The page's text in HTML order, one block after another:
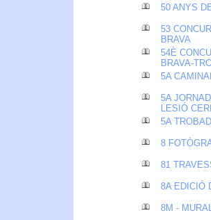
50 ANYS
53
BRAVA
54È
BRAVA-
5A
5A
LESIÓ
5A
8
81
8A EDICIÓ
8M -